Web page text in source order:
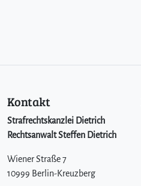
Kontakt
Strafrechtskanzlei Dietrich
Rechtsanwalt Steffen Dietrich
Wiener Straße 7
10999 Berlin-Kreuzberg